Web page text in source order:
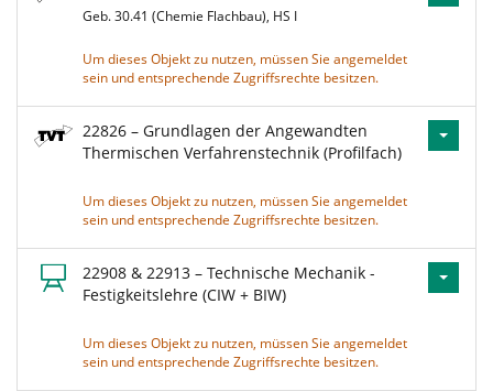
Geb. 30.41 (Chemie Flachbau), HS I
Um dieses Objekt zu nutzen, müssen Sie angemeldet
sein und entsprechende Zugriffsrechte besitzen.
22826 – Grundlagen der Angewandten
Thermischen Verfahrenstechnik (Profilfach)
Um dieses Objekt zu nutzen, müssen Sie angemeldet
sein und entsprechende Zugriffsrechte besitzen.
22908 & 22913 – Technische Mechanik -
Festigkeitslehre (CIW + BIW)
Um dieses Objekt zu nutzen, müssen Sie angemeldet
sein und entsprechende Zugriffsrechte besitzen.